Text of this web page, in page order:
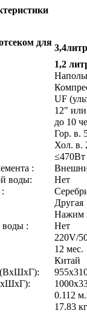
для
1,2
UF
12"
до 10
Гор. в.
Хол. в.
≤470Вт
:
воды:
Нет
Другая
Нажим
воды :
Нет
220V/
12 мес.
Китай
(ВxШxГ):
0.112
17.83 кг